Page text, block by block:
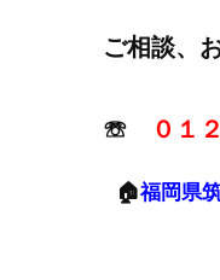
ご相談、
☏ ０１
🏠福岡県